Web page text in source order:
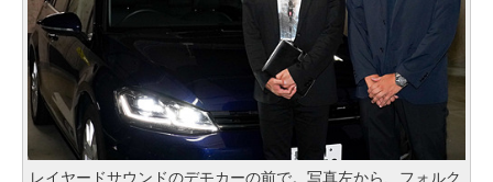
レイヤードサウンドのデモカーの前で。写真左から、フォルク